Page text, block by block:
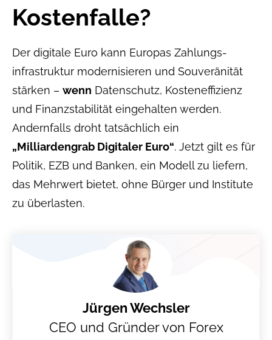
Kostenfalle?
Der digitale Euro kann Europas Zahlungs­
infrastruktur modernisieren und Souveränität
stärken – wenn Datenschutz, Kosten­effizienz
und Finanz­stabilität eingehalten werden.
Andernfalls droht tatsächlich ein
„Milliardengrab Digitaler Euro“. Jetzt gilt es für
Politik, EZB und Banken, ein Modell zu liefern,
das Mehrwert bietet, ohne Bürger und Institute
zu überlasten.
Jürgen Wechsler
CEO und Gründer von Forex